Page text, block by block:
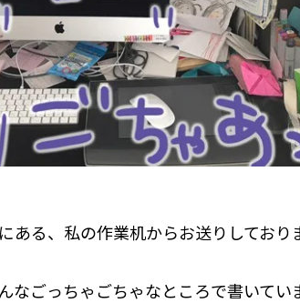
ある、私の作業机からお送りしており
なごっちゃごちゃなところで書いてい